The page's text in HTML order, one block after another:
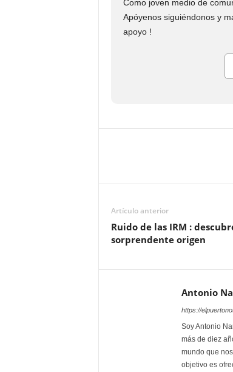
Como joven medio de
Apóyenos siguiéndonos y
apoyo !
Artículo anterior
Ruido de las IRM :
sorprendente origen
Antonio
https://
Soy Antonio
más de diez
mundo que
objetivo es